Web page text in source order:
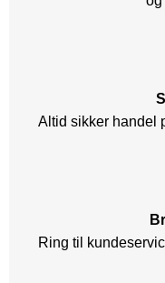
Altid sikker handel
Ring til